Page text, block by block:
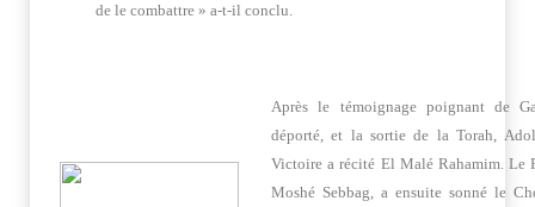
de le combattre » a-t-il conclu.
Après le témoignage poignant de
déporté, et la sortie de la Torah,
Victoire a récité El Malé Rahamim. Le
Moshé Sebbag, a ensuite sonné le